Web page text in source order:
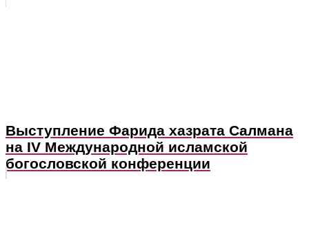
Выступление Фарида хазрата Салмана
на IV Международной исламской
богословской конференции